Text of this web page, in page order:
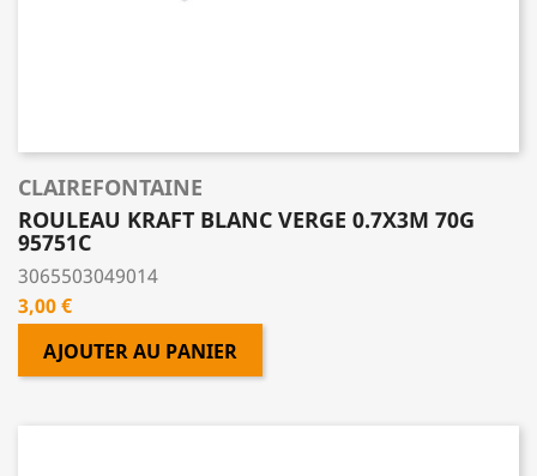
CLAIREFONTAINE
ROULEAU KRAFT BLANC VERGE 0.7X3M 70G
95751C
3065503049014
Prix
3,00 €
AJOUTER AU PANIER